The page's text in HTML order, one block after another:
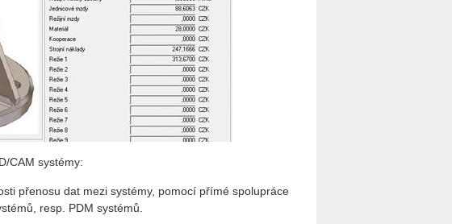
CAM systémy:
přenosu dat mezi systémy, pomocí přímé spolupráce
resp. PDM systémů.